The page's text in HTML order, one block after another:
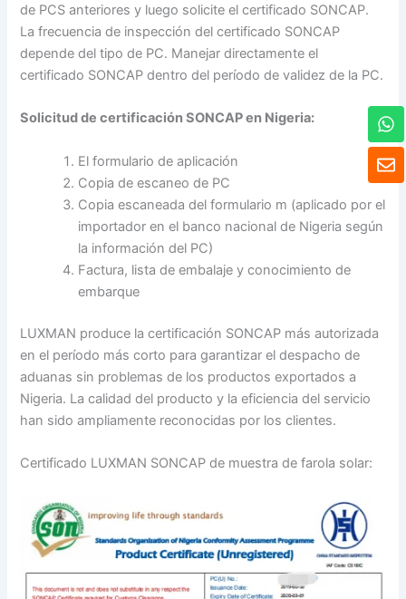
de PCS anteriores y luego solicite el certificado SONCAP.
La frecuencia de inspección del certificado SONCAP
depende del tipo de PC. Manejar directamente el
certificado SONCAP dentro del período de validez de la PC.
Solicitud de certificación SONCAP en Nigeria:
El formulario de aplicación
Copia de escaneo de PC
Copia escaneada del formulario m (aplicado por el
importador en el banco nacional de Nigeria según
la información del PC)
Factura, lista de embalaje y conocimiento de
embarque
LUXMAN produce la certificación SONCAP más autorizada
en el período más corto para garantizar el despacho de
aduanas sin problemas de los productos exportados a
Nigeria. La calidad del producto y la eficiencia del servicio
han sido ampliamente reconocidas por los clientes.
Certificado LUXMAN SONCAP de muestra de farola solar:
S
o
r
W
h
a
t
s
A